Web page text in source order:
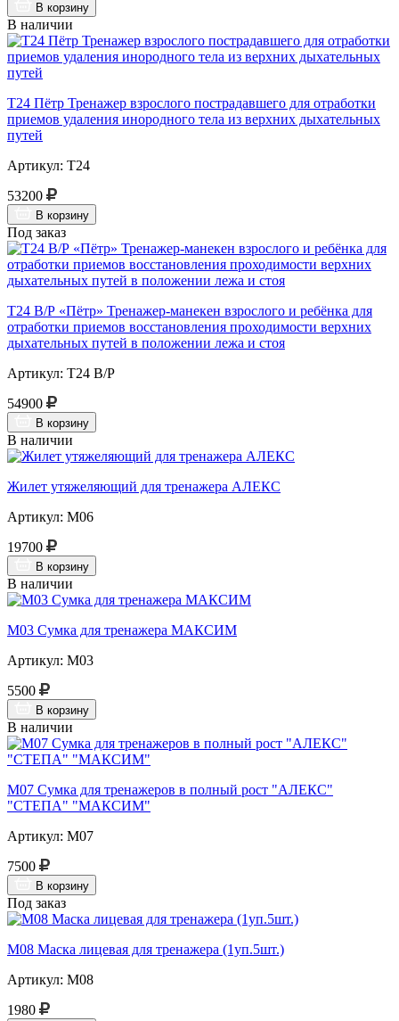
В корзину
В наличии
Т24 Пётр Тренажер взрослого пострадавшего для отработки
приемов удаления инородного тела из верхних дыхательных
путей
Артикул: Т24
53200
В корзину
Под заказ
Т24 В/Р «Пётр» Тренажер-манекен взрослого и ребёнка для
отработки приемов восстановления проходимости верхних
дыхательных путей в положении лежа и стоя
Артикул: Т24 В/Р
54900
В корзину
В наличии
Жилет утяжеляющий для тренажера АЛЕКС
Артикул: М06
19700
В корзину
В наличии
М03 Сумка для тренажера МАКСИМ
Артикул: М03
5500
В корзину
В наличии
М07 Сумка для тренажеров в полный рост "АЛЕКС"
"СТЕПА" "МАКСИМ"
Артикул: М07
7500
В корзину
Под заказ
М08 Маска лицевая для тренажера (1уп.5шт.)
Артикул: М08
1980